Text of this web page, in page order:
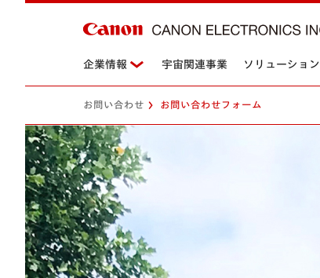
企業情報 宇宙関連事業 ソリューション
お問い合わせ お問い合わせフォーム